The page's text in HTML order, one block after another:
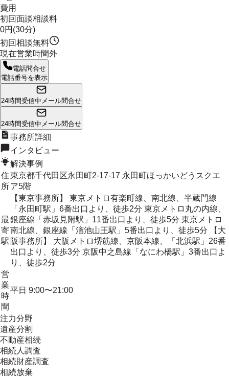
費用
初回面談相談料
0円(30分)
初回相談無料
現在営業時間外
電話問合せ
電話番号を表示
24時間受信中 メール問合せ
24時間受信中 メール問合せ
事務所詳細
インタビュー
解決事例
住
所
東京都千代田区永田町2-17-17 永田町ほっかいどうスクエ
ア5階
最
寄
駅
【東京事務所】 東京メトロ有楽町線、南北線、半蔵門線
「永田町駅」6番出口より、徒歩2分 東京メトロ丸の内線、
銀座線「赤坂見附駅」11番出口より、徒歩5分 東京メトロ
南北線、銀座線「溜池山王駅」5番出口より、徒歩5分 【大
阪事務所】 大阪メトロ堺筋線、京阪本線、「北浜駅」26番
出口より、徒歩3分 京阪中之島線「なにわ橋駅」3番出口よ
り、徒歩2分
営
業
時
間
平日 9:00〜21:00
注力分野
遺産分割
不動産相続
相続人調査
相続財産調査
相続放棄